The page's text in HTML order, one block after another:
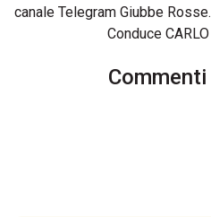
canale Telegram Giubbe Rosse.
Conduce